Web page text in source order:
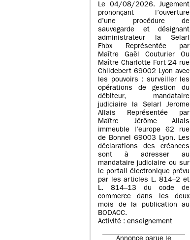
Le 04/08/2026. Jugement
prononçant l’ouverture
d’une procédure de
sauvegarde et désignant
administrateur la Selarl
Fhbx Représentée par
Maître Gaël Couturier Ou
Maître Charlotte Fort 24 rue
Childebert 69002 Lyon avec
les pouvoirs : surveiller les
opérations de gestion du
débiteur, mandataire
judiciaire la Selarl Jerome
Allais Représentée par
Maître Jérôme Allais
immeuble l’europe 62 rue
de Bonnel 69003 Lyon. Les
déclarations des créances
sont à adresser au
mandataire judiciaire ou sur
le portail électronique prévu
par les articles L. 814–2 et
L. 814–13 du code de
commerce dans les deux
mois de la publication au
BODACC.
Activité : enseignement